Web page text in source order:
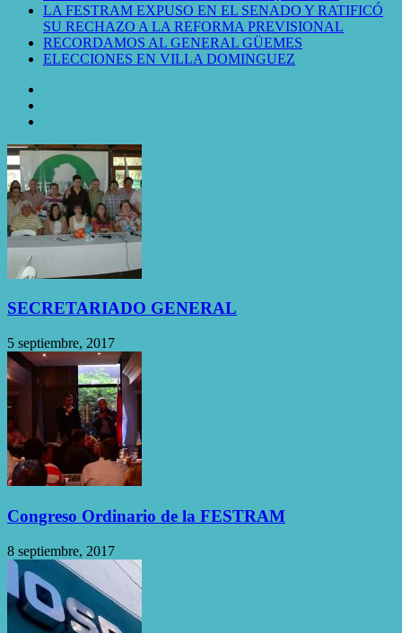
LA FESTRAM EXPUSO EN EL SENADO Y RATIFICÓ
SU RECHAZO A LA REFORMA PREVISIONAL
RECORDAMOS AL GENERAL GÜEMES
ELECCIONES EN VILLA DOMINGUEZ
SECRETARIADO GENERAL
5 septiembre, 2017
Congreso Ordinario de la FESTRAM
8 septiembre, 2017